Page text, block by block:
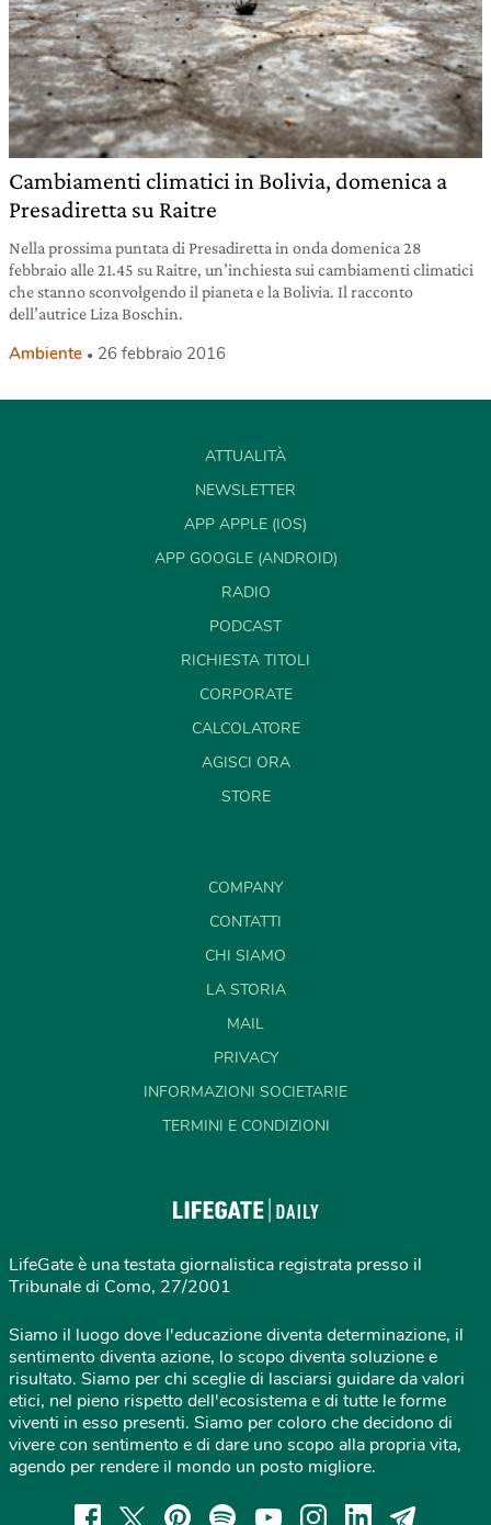
Cambiamenti climatici in Bolivia, domenica a
Presadiretta su Raitre
Nella prossima puntata di Presadiretta in onda domenica 28
febbraio alle 21.45 su Raitre, un’inchiesta sui cambiamenti climatici
che stanno sconvolgendo il pianeta e la Bolivia. Il racconto
dell’autrice Liza Boschin.
Ambiente 26 febbraio 2016
ATTUALITÀ
NEWSLETTER
APP APPLE (IOS)
APP GOOGLE (ANDROID)
RADIO
PODCAST
RICHIESTA TITOLI
CORPORATE
CALCOLATORE
AGISCI ORA
STORE
COMPANY
CONTATTI
CHI SIAMO
LA STORIA
MAIL
PRIVACY
INFORMAZIONI SOCIETARIE
TERMINI E CONDIZIONI
LifeGate è una testata giornalistica registrata presso il
Tribunale di Como, 27/2001
Siamo il luogo dove l'educazione diventa determinazione, il
sentimento diventa azione, lo scopo diventa soluzione e
risultato. Siamo per chi sceglie di lasciarsi guidare da valori
etici, nel pieno rispetto dell'ecosistema e di tutte le forme
viventi in esso presenti. Siamo per coloro che decidono di
vivere con sentimento e di dare uno scopo alla propria vita,
agendo per rendere il mondo un posto migliore.